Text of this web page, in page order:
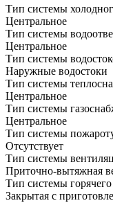
Тип системы
Центральное
Тип системы
Центральное
Тип системы
Наружные водостоки
Тип системы
Центральное
Тип системы
Центральное
Тип системы
Отсутствует
Тип системы
Приточно-вытяжная
Тип системы
Закрытая с